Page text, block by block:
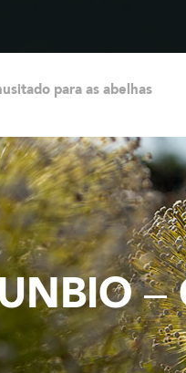
para as abelhas